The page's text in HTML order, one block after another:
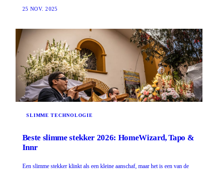
25 NOV. 2025
SLIMME TECHNOLOGIE
Beste slimme stekker 2026: HomeWizard, Tapo &
Innr
Een slimme stekker klinkt als een kleine aanschaf, maar het is een van de